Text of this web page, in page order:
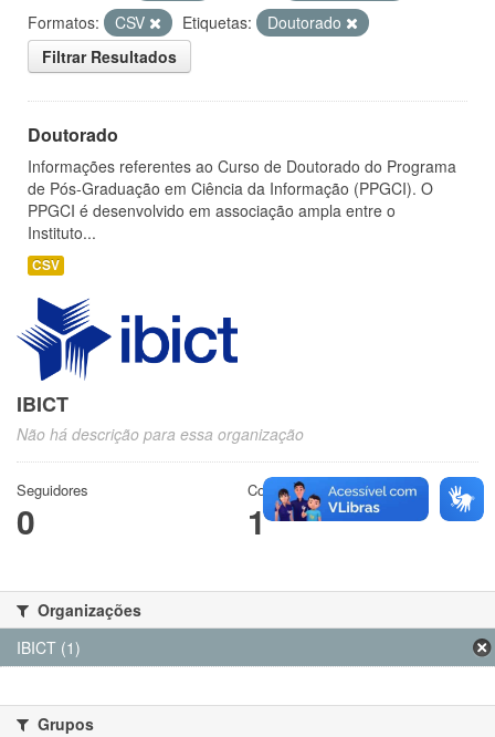
Formatos:
CSV Etiquetas:
Doutorado
Filtrar Resultados
Doutorado
Informações referentes ao Curso de Doutorado do Programa
de Pós-Graduação em Ciência da Informação (PPGCI). O
PPGCI é desenvolvido em associação ampla entre o
Instituto...
CSV
IBICT
Não há descrição para essa organização
Seguidores
0
Conjuntos de dados
1
Organizações
IBICT (1)
Grupos